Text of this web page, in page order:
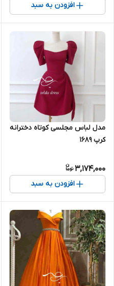
افزودن به سبد
مدل لباس مجلسی کوتاه دخترانه
کرپ ۱۶۸۹
3,174,000
افزودن به سبد